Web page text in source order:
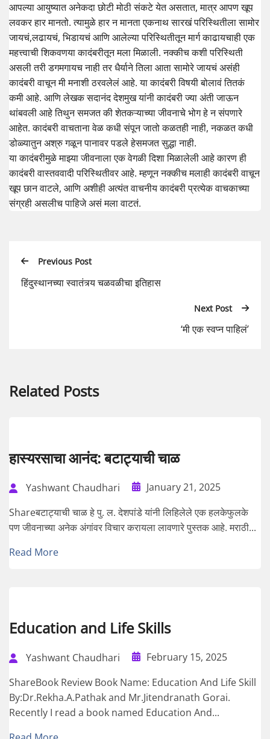
आपल्या आयुष्यात अनेकदा छोटी मोठी संकटे येत असतात, मात्र आपण खूप
लवकर हार मानतो. त्यामुळे हार न मानता एकनाथ सारखं परिस्थितीला सामोर
जायचं,लढायचं, भिडायचं आणि आलेल्या परिस्थितीतून मार्ग काढायचाही एक
महत्त्वाची शिकवणया कादंबरीतून मला मिळाली. नक्कीच कशी परिस्थिती
असली तरी डगमगायच नाही तर धैर्याने तिला आता सामोरे जायचं असंही
कादंबरी वाचून मी मनाशी ठरवलेलं आहे. या कादंबरी विषयी बोलावं तितकं
कमी आहे. आणि लेखक सदानंद देशमुख यांनी कादंबरी ज्या अंती जाऊन
थांबवली आहे तिथुन समजत की शेतकऱ्याच्या जीवनाचे भोग हे न संपणारे
आहेत. कादंबरी वाचताना वेळ कधी संपून जातो कळतही नाही, नकळत कधी
डोळ्यातुन अश्रु गळून पानावर पडले हेसमजत सुद्धा नाही.
या कादंबरीमुळे माझ्या जीवनाला एक वेगळी दिशा मिळालेली आहे कारण ही
कादंबरी वास्तववादी परिस्थितीवर आहे. म्हणून नक्कीच मलाही कादंबरी वाचून
खूप छान वाटले, आणि अशीही अत्यंत वाचनीय कादंबरी प्रत्येक वाचकाच्या
संग्रही असलीच पाहिजे असं मला वाटतं.
Previous Post
हिंदुस्थानच्या स्वातंत्र्य चळवळीचा इतिहास
Next Post
‘मी एक स्वप्न पाहिलं’
Related Posts
हास्यरसाचा आनंद: बटाट्याची चाळ
Yashwant Chaudhari
January 21, 2025
Shareबटाट्याची चाळ हे पु. ल. देशपांडे यांनी लिहिलेले एक हलकेफुलके
पण जीवनाच्या अनेक अंगांवर विचार करायला लावणारे पुस्तक आहे. मराठी...
Read More
Education and Life Skills
Yashwant Chaudhari
February 15, 2025
ShareBook Review Book Name: Education And Life Skill
By:Dr.Rekha.A.Pathak and Mr.Jitendranath Gorai.
Recently I read a book named Education And...